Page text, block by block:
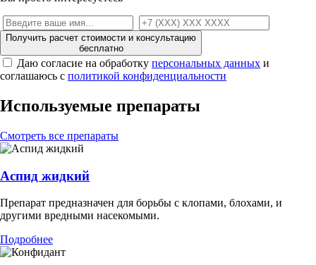
Получить расчет стоимости и консультацию
бесплатно
Даю согласие на обработку персональных данных и
соглашаюсь с политикой конфиденциальности
Используемые препараты
Смотреть все препараты
Аспид жидкий
Препарат предназначен для борьбы с клопами, блохами, и
другими вредными насекомыми.
Подробнее